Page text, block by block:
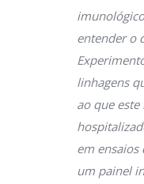
entender o
linhagens
ao que
em ensaios
um painel